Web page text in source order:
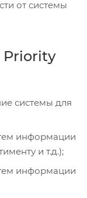
от системы
Priority
системы для
информации
и т.д.);
информации